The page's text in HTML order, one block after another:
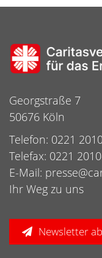
Georgstraße 7
50676 Köln
Telefon: 0221
Telefax: 0221
E-Mail:
Ihr Weg zu uns
Newsletter